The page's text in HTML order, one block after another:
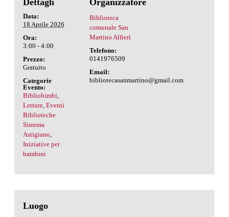
Dettagli
Data:
18 Aprile 2026
Ora:
3:00 - 4:00
Prezzo:
Gratuito
Categorie
Evento:
Bibliobimbi,
Letture, Eventi
Biblioteche
Sistema
Astigiano,
Iniziative per
bambini
Organizzatore
Biblioteca
comunale San
Martino Alfieri
Telefono:
0141976509
Email:
bibliotecasanmartino@gmail.com
Luogo